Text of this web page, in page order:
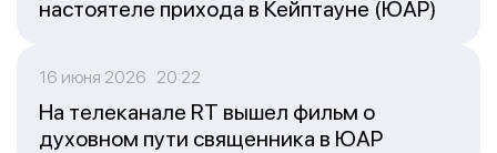
настоятеле прихода в Кейптауне (ЮАР)
16 июня 2026 20:22
На телеканале RT вышел фильм о
духовном пути священника в ЮАР